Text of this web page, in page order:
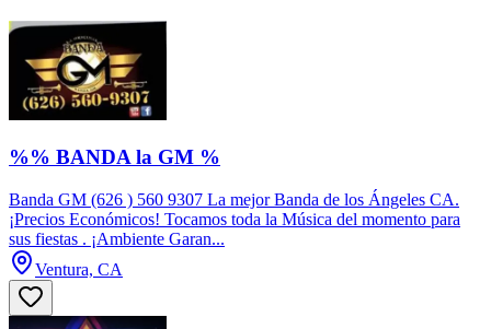
%% BANDA la GM %
Banda GM (626 ) 560 9307 La mejor Banda de los Ángeles CA.
¡Precios Económicos! Tocamos toda la Música del momento para
sus fiestas . ¡Ambiente Garan...
Ventura, CA